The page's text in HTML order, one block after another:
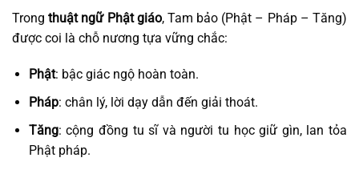
Trongthuật ngữ Phật giáo, Tam bảo (Phật – Pháp – Tăng)
được coi là chỗ nương tựa vững chắc:
Phật: bậc giác ngộ hoàn toàn.
Pháp: chân lý, lời dạy dẫn đến giải thoát.
Tăng: cộng đồng tu sĩ và người tu học giữ gìn, lan tỏa
Phật pháp.